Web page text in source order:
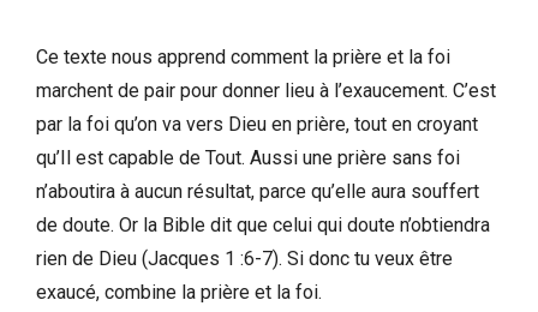
Ce texte nous apprend comment la prière et la foi
marchent de pair pour donner lieu à l’exaucement. C’est
par la foi qu’on va vers Dieu en prière, tout en croyant
qu’Il est capable de Tout. Aussi une prière sans foi
n’aboutira à aucun résultat, parce qu’elle aura souffert
de doute. Or la Bible dit que celui qui doute n’obtiendra
rien de Dieu (Jacques 1 :6-7). Si donc tu veux être
exaucé, combine la prière et la foi.